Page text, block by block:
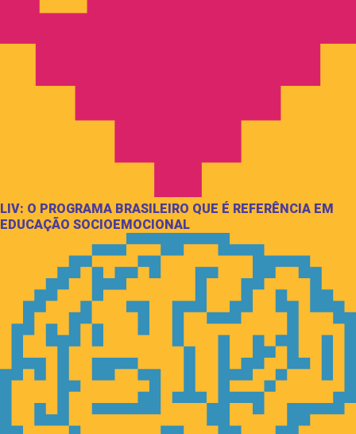
LIV: O PROGRAMA BRASILEIRO QUE É REFERÊNCIA EM
EDUCAÇÃO SOCIOEMOCIONAL